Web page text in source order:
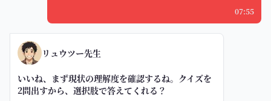
07:55
リュウツー先生
いいね、まず現状の理解度を確認するね。クイズを
2問出すから、選択肢で答えてくれる？